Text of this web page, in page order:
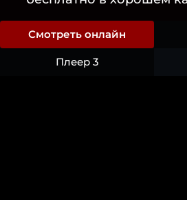
Смотреть онлайн
Плеер 3